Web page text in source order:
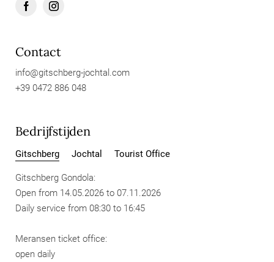
Contact
info@gitschberg-jochtal.com
+39 0472 886 048
Bedrijfstijden
Gitschberg Jochtal Tourist Office
Gitschberg Gondola:
Open from 14.05.2026 to 07.11.2026
Daily service from 08:30 to 16:45
Meransen ticket office:
open daily